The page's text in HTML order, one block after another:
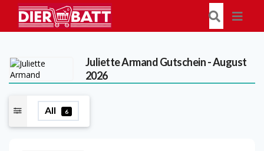
Juliette ArmandGutschein - August
2026
All 6